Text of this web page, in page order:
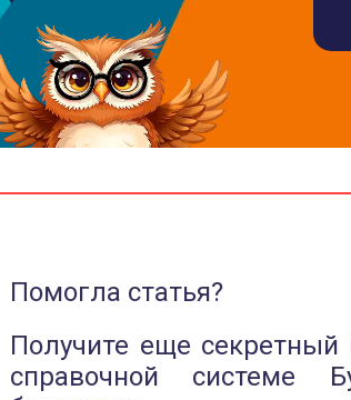
Помогла статья?
Получите еще
справочной системе